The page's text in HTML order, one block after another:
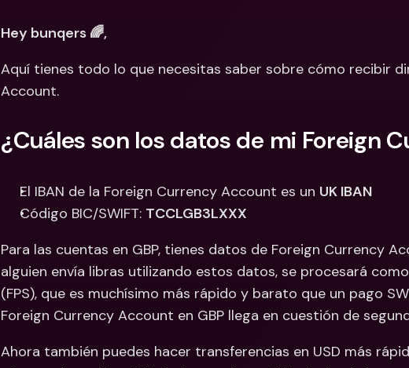
Hey bunqers 🌈,
Aquí tienes todo lo que necesitas saber sobre cómo recibir
Account.
¿Cuáles son los datos de mi Foreign
El IBAN de la Foreign Currency Account es un UK IBAN
Código BIC/SWIFT: TCCLGB3LXXX
Para las cuentas en GBP, tienes datos de Foreign Currency
alguien envía libras utilizando estos datos, se procesará
(FPS), que es muchísimo más rápido y barato que un pago
Foreign Currency Account en GBP llega en cuestión de
Ahora también puedes hacer transferencias en USD más